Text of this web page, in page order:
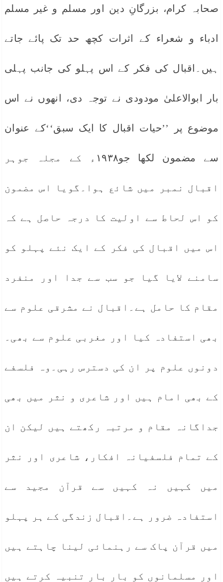
صحابہ کرام، بزرگانِ دین اور مسلم و غیر مسلم
ادباء و شعراء کے اثرات کچھ حد تک پائے جاتے
ہیں۔اقبال کی فکر کے اس پہلو کی جانب پہلی
بار ابوالاعلیٰ مودودی نے توجہ دی، انھوں نے اس
موضوع پر ’’حیات اقبال کا ایک سبق‘‘کے عنوان
سے مضمون لکھا جو۱۹۳۸ء کے مجلہ جوہر
اقبال نمبر میں شائع ہوا۔گویا اس مضمون
کو اس لحاط سے اولیت کا درجہ حاصل ہے کہ
اس میں اقبال کی فکر کے ایک نئے پہلو کو
سامنے لایا گیا جو سب سے جدا اور منفرد
مقام کا حامل ہے۔اقبال نے مشرقی علوم سے
بھی استفادہ کیا اور مغربی علوم سے بھی۔
دونوں علوم پر ان کی دسترس رہی۔وہ فلسفے
کے بھی امام ہیں اور شاعری و نثر میں بھی
جداگانہ مقام و مرتبہ رکھتے ہیں لیکن ان
کے تمام فلسفیانہ افکار، شاعری اور نثر
میں کہیں نہ کہیں سے قرآن مجید سے
استفادہ ضرور ہے۔اقبال زندگی کے ہر پہلو
میں قرآن پاک سے رہنمائی لینا چاہتے ہیں
اور مسلمانوں کو بار بار تنبیہ کرتے ہیں